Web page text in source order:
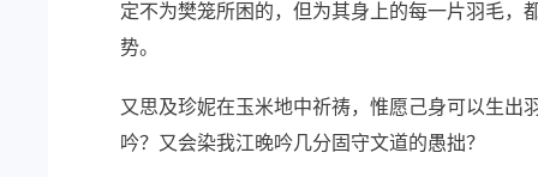
定不为樊笼所困的，但为其身上的每一片羽毛，
势。
又思及珍妮在玉米地中祈祷，惟愿己身可以生出
吟？又会染我江晚吟几分固守文道的愚拙？